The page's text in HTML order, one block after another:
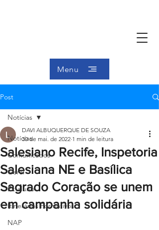
Menu
Post
Notícias
Comunicados
Geral
Ex-aluno
Itinerários Formativos
NAP
Notícias
Salesiano Recife, Inspetoria
Salesiana NE e Basílica
Sagrado Coração se unem
em campanha solidária
DAVI ALBUQUERQUE DE SOUZA
30 de mai. de 2022 1 min de leitura